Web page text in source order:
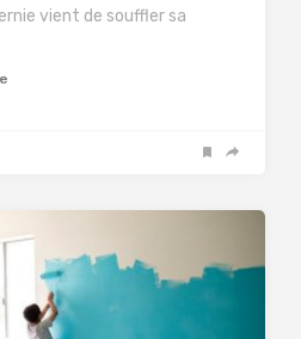
vient de souffler sa